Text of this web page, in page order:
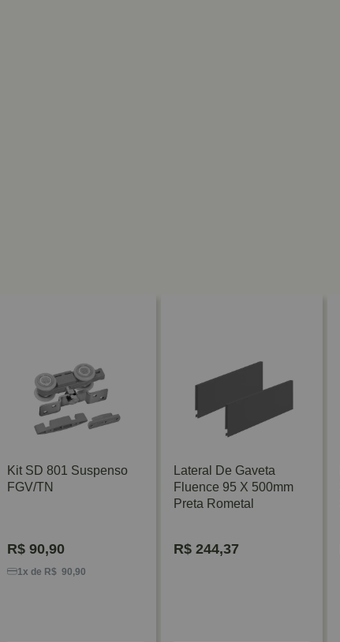
Kit SD 801 Suspenso
FGV/TN
R$90,90
1x de R$ 90,90
Lateral De Gaveta
Fluence 95 X 500mm
Preta Rometal
R$244,37